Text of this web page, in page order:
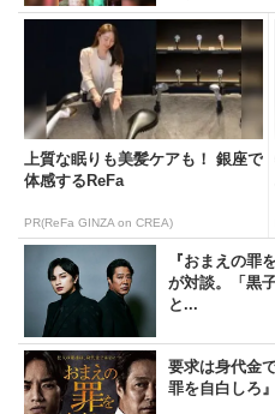
上質な眠りも美髪ケアも！ 銀座で
体感するReFa
PR(ReFa GINZA on CREA)
『おまえの罪
が対談。「黒
と...
要求は身代金
罪を自白しろ